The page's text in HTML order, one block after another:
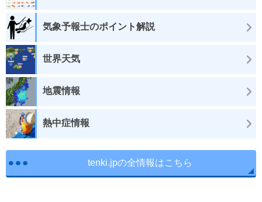
気象予報士のポイント解説
世界天気
地震情報
熱中症情報
tenki.jpの全情報はこちら